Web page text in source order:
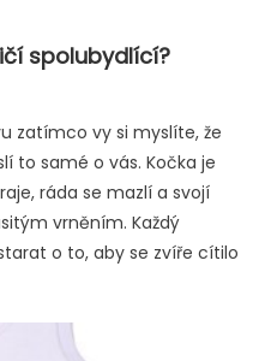
spolubydlící?
zatímco vy si myslíte, že
to samé o vás. Kočka je
ráda se mazlí a svojí
vrněním. Každý
o to, aby se zvíře cítilo